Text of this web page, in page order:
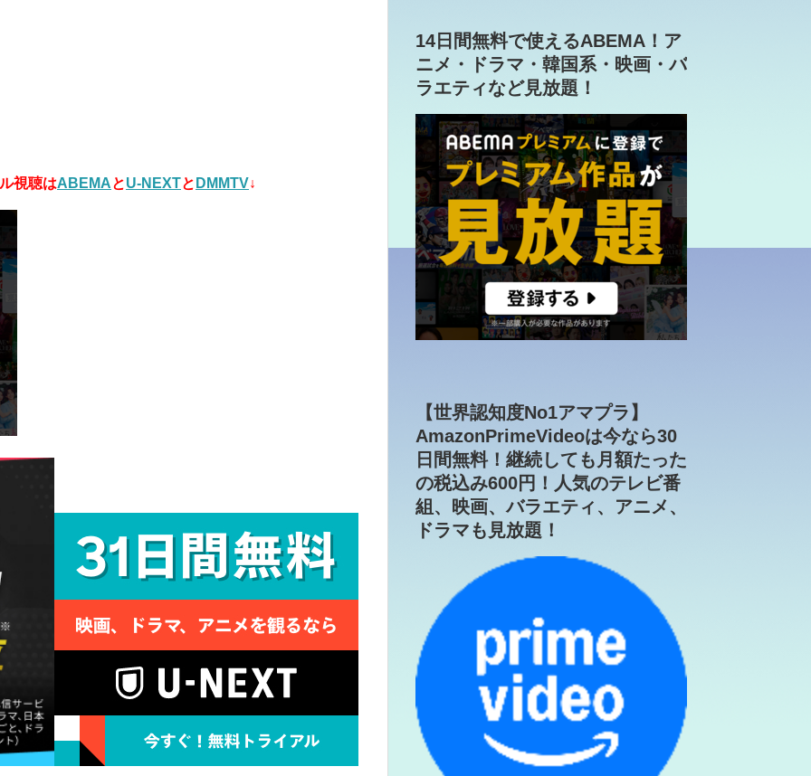
視聴はABEMAとU-NEXTと DMMTV↓
14日間無料で使えるABEMA！ア
ニメ・ドラマ・韓国系・映画・バ
ラエティなど見放題！
【世界認知度No1アマプラ】
AmazonPrimeVideoは今なら30
日間無料！継続しても月額たった
の税込み600円！人気のテレビ番
組、映画、バラエティ、アニメ、
ドラマも見放題！